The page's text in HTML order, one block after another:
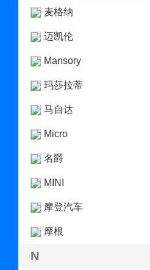
麦格纳
迈凯伦
Mansory
玛莎拉蒂
马自达
Micro
名爵
MINI
摩登汽车
摩根
N